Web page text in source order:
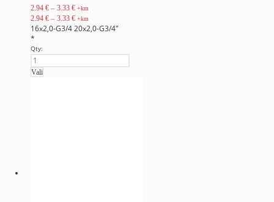
2.94€ – 3.33 € +km
2.94€ – 3.33 € +km
16x2,0-G3/420x2,0-G3/4"
*
Qty:
Vali